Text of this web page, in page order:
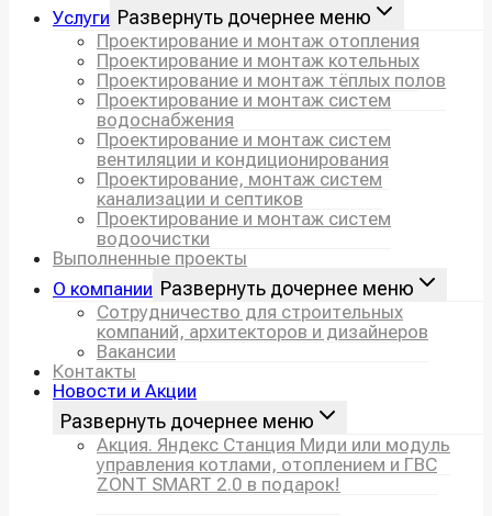
Услуги Развернуть дочернее меню
Проектирование и монтаж отопления
Проектирование и монтаж котельных
Проектирование и монтаж тёплых полов
Проектирование и монтаж систем
водоснабжения
Проектирование и монтаж систем
вентиляции и кондиционирования
Проектирование, монтаж систем
канализации и септиков
Проектирование и монтаж систем
водоочистки
Выполненные проекты
О компании Развернуть дочернее меню
Сотрудничество для строительных
компаний, архитекторов и дизайнеров
Вакансии
Контакты
Новости и Акции
Развернуть дочернее меню
Акция. Яндекс Станция Миди или модуль
управления котлами, отоплением и ГВС
ZONT SMART 2.0 в подарок!